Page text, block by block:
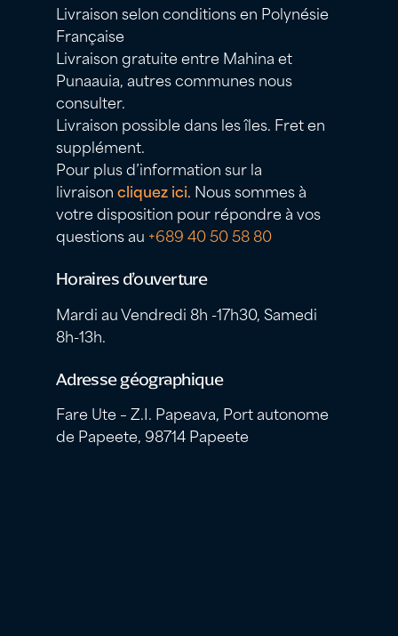
Livraison selon conditions en Polynésie
Française
Livraison gratuite entre Mahina et
Punaauia, autres communes nous
consulter.
Livraison possible dans les îles. Fret en
supplément.
Pour plus d’information sur la
livraisoncliquez ici. Nous sommes à
votre disposition pour répondre à vos
questions au +689 40 50 58 80
Horaires d’ouverture
Mardi au Vendredi 8h -17h30, Samedi
8h-13h.
Adresse géographique
Fare Ute – Z.I. Papeava, Port autonome
de Papeete, 98714 Papeete